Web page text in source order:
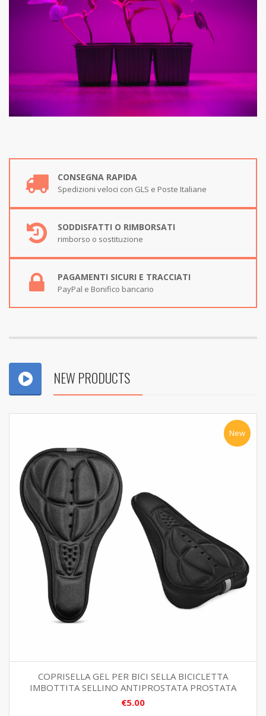
CONSEGNA RAPIDA
Spedizioni veloci con GLS e Poste Italiane
SODDISFATTI O RIMBORSATI
rimborso o sostituzione
PAGAMENTI SICURI E TRACCIATI
PayPal e Bonifico bancario
NEW PRODUCTS
New
COPRISELLA GEL PER BICI SELLA BICICLETTA
IMBOTTITA SELLINO ANTIPROSTATA PROSTATA
€5.00